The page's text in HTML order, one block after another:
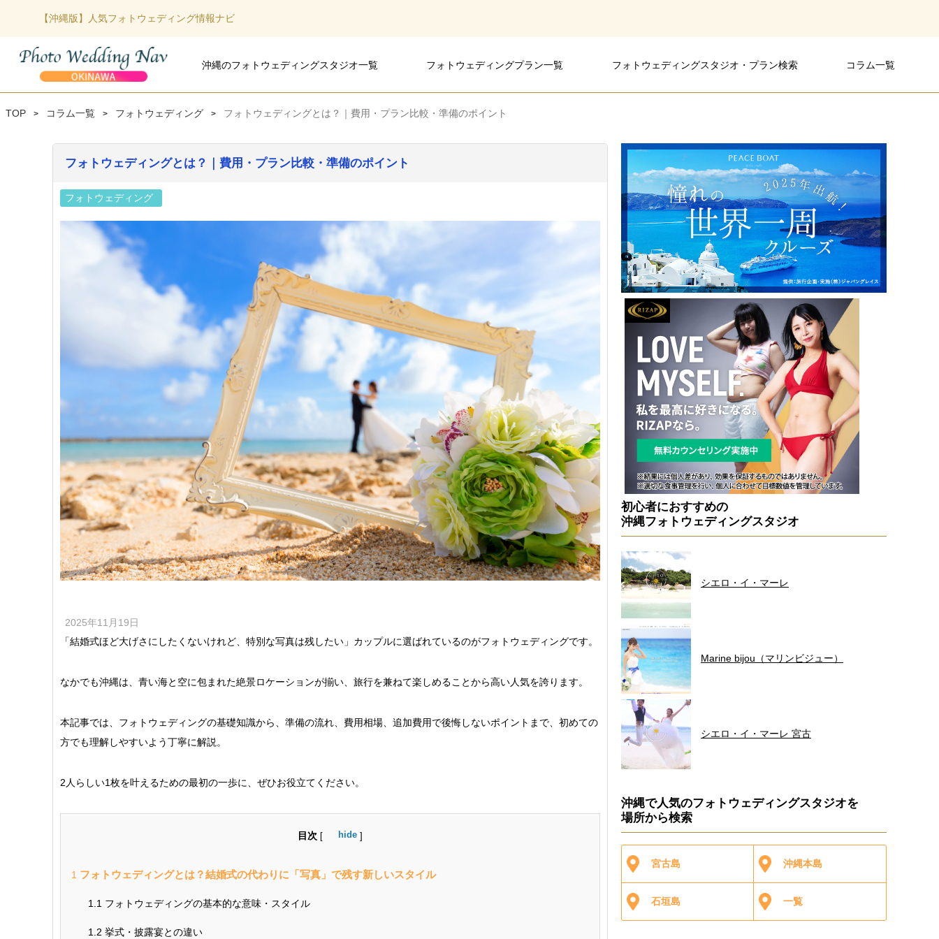
【沖縄版】人気フォトウェディング情報ナビ
沖縄のフォトウェディングスタジオ一覧
フォトウェディングプラン一覧 フォトウェディングスタジオ・プラン検索 コラム一覧
TOP > コラム一覧 > フォトウェディング > フォトウェディングとは？｜費用・プラン比較・準備のポイント
フォトウェディングとは？｜費用・プラン比較・準備のポイント
フォトウェディング
2025年11月19日
「結婚式ほど大げさにしたくないけれど、特別な写真は残したい」カップルに選ばれているのがフォトウェディングです。
なかでも沖縄は、青い海と空に包まれた絶景ロケーションが揃い、旅行を兼ねて楽しめることから高い人気を誇ります。
本記事では、フォトウェディングの基礎知識から、準備の流れ、費用相場、追加費用で後悔しないポイントまで、初めての
方でも理解しやすいよう丁寧に解説。
2人らしい1枚を叶えるための最初の一歩に、ぜひお役立てください。
目次 [ hide ]
1 フォトウェディングとは？結婚式の代わりに「写真」で残す新しいスタイル
1.1 フォトウェディングの基本的な意味・スタイル
1.2 挙式・披露宴との違い
初心者におすすめの
沖縄フォトウェディングスタジオ
シエロ・イ・マーレ
Marine bijou（マリンビジュー）
シエロ・イ・マーレ 宮古
沖縄で人気のフォトウェディングスタジオを
場所から検索
宮古島 沖縄本島
石垣島 一覧